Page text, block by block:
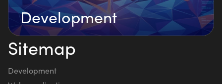
Development
Sitemap
Development